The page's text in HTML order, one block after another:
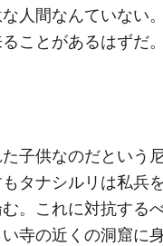
人間なんていない
ことがあるはずだ
子供なのだという
タナシルリは私兵
。これに対抗する
寺の近くの洞窟に